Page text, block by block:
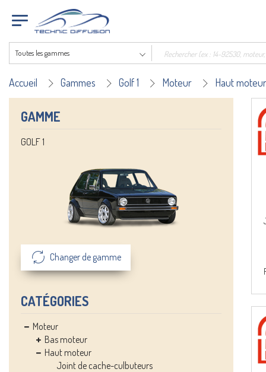
Toutes les gammes
Accueil Gammes Golf 1 Moteur Haut moteur
GAMME
GOLF 1
Changer de gamme
CATÉGORIES
Moteur
Bas moteur
Haut moteur
Joint de cache-culbuteurs